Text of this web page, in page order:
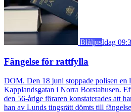
BlåljusIdag
Fängelse för rattfylla
DOM. Den 18 juni stoppade polisen en
Kapplandsgatan i Norra Borstahusen.
den 56-årige föraren konstaterades att
han av Lunds tingsrätt dömts till